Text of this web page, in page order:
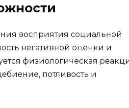
восприятия социальной
негативной оценки и
физиологическая
потливость и